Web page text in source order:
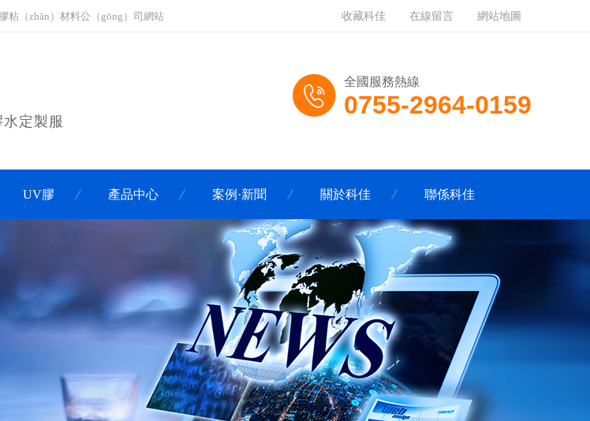
粘（zhān）材料公（gōng）司網站 收藏科佳 在線留言 網站地圖
定製服
全國服務熱線
0755-2964-0159
UV膠 產品中心 案例·新聞 關於科佳 聯係科佳